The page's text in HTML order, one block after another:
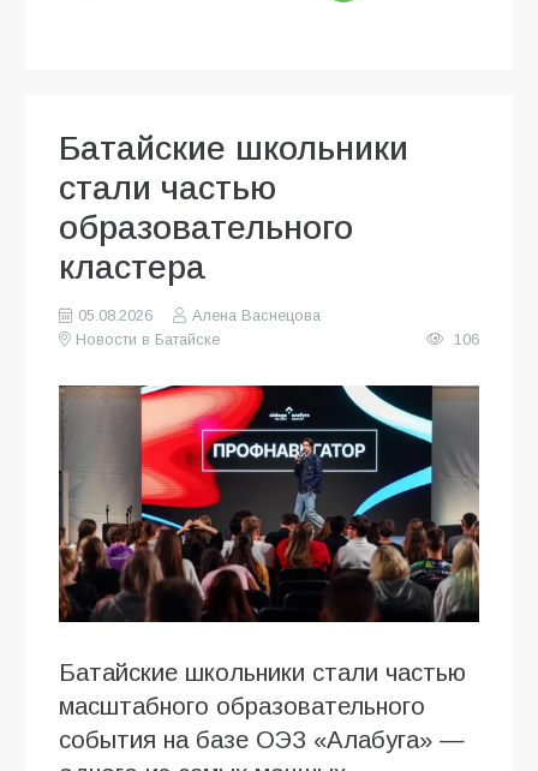
Батайские школьники
стали частью
образовательного
кластера
05.08.2026
Алена Васнецова
Новости в Батайске
106
Батайские школьники стали частью
масштабного образовательного
события на базе ОЭЗ «Алабуга» —